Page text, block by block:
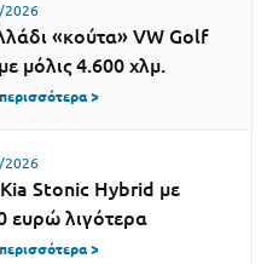
2026
«κούτα» VW Golf
μόλις 4.600 χλμ.
>
2026
Stonic Hybrid με
ευρώ λιγότερα
>